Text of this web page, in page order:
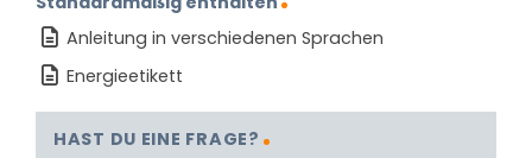
Anleitung in verschiedenen Sprachen
Energieetikett
HAST DU EINE FRAGE?